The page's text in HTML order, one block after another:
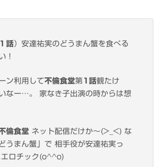
１話）安達祐実のどうまん蟹を食べる
！
ン利用して不倫食堂第 1話観たけ
なー…。 家なき子出演の時からは想
倫食堂 ネット配信だけか～(>_<) な
うまん蟹」で 相手役が安達祐実っ
エロチック(o^^o)